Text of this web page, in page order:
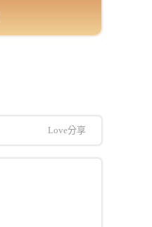
Love分享